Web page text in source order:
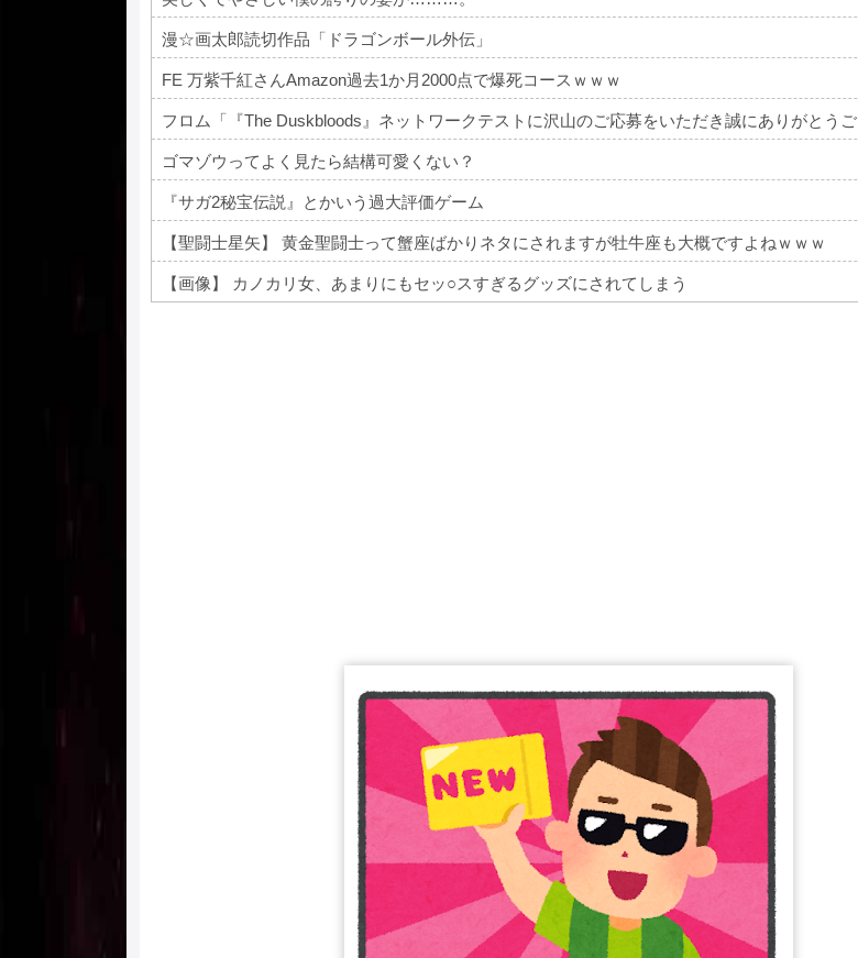
漫☆画太郎読切作品「ドラゴンボール外伝」
FE 万紫千紅さんAmazon過去1か月2000点で爆死コースｗｗｗ
フロム「『The Duskbloods』ネットワークテストに沢山のご応募をいただき誠にありがとうご
ゴマゾウってよく見たら結構可愛くない？
『サガ2秘宝伝説』とかいう過大評価ゲーム
【聖闘士星矢】 黄金聖闘士って蟹座ばかりネタにされますが牡牛座も大概ですよねｗｗｗ
【画像】 カノカリ女、あまりにもセッ○スすぎるグッズにされてしまう